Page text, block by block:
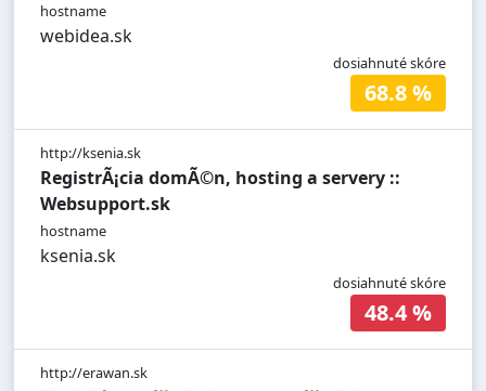
hostname
webidea.sk
dosiahnuté skóre
68.8 %
http://ksenia.sk
RegistrÃ¡cia domÃ©n, hosting a servery ::
Websupport.sk
hostname
ksenia.sk
dosiahnuté skóre
48.4 %
http://erawan.sk